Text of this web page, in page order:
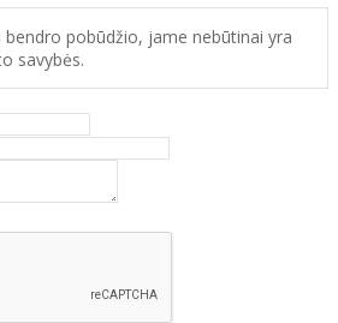
pobūdžio, jame nebūtinai yra
savybės.